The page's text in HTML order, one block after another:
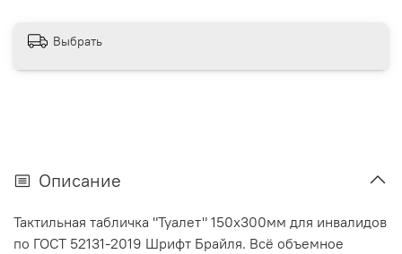
Выбрать
Описание
Тактильная табличка "Туалет" 150х300мм для инвалидов
по ГОСТ 52131-2019 Шрифт Брайля. Всё объемное